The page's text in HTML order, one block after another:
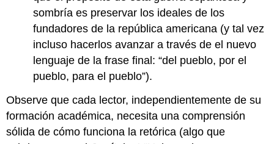
sombría es preservar los ideales de los
fundadores de la república americana (y tal vez
incluso hacerlos avanzar a través de el nuevo
lenguaje de la frase final: “del pueblo, por el
pueblo, para el pueblo”).
Observe que cada lector, independientemente de su
formación académica, necesita una comprensión
sólida de cómo funciona la retórica (algo que